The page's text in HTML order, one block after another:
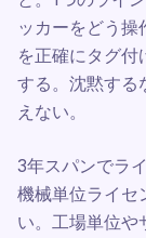
ッカーをどう操
を正確にタグ
する。沈黙する
えない。
3年スパンでラ
機械単位ライセ
い。工場単位や